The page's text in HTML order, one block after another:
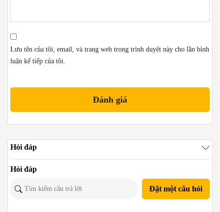
Lưu tên của tôi, email, và trang web trong trình duyệt này cho lần bình
luận kế tiếp của tôi.
Hỏi đáp
Hỏi đáp
Đặt một câu hỏi